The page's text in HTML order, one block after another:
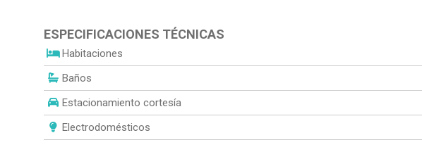
ESPECIFICACIONES TÉCNICAS
Habitaciones
Baños
Estacionamiento cortesía
Electrodomésticos